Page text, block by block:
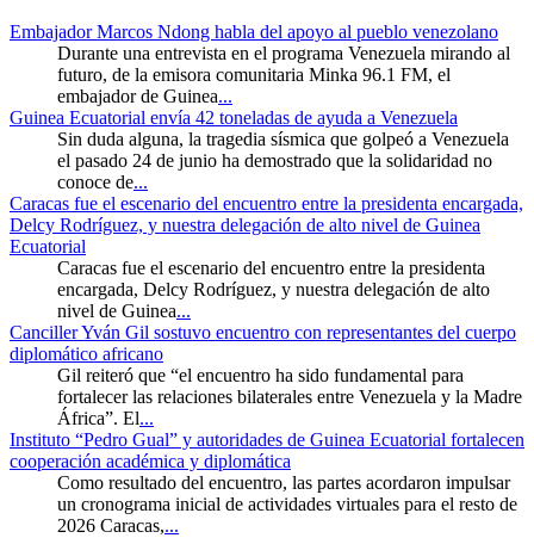
Embajador Marcos Ndong habla del apoyo al pueblo venezolano
Durante una entrevista en el programa Venezuela mirando al
futuro, de la emisora comunitaria Minka 96.1 FM, el
embajador de Guinea...
Guinea Ecuatorial envía 42 toneladas de ayuda a Venezuela
Sin duda alguna, la tragedia sísmica que golpeó a Venezuela
el pasado 24 de junio ha demostrado que la solidaridad no
conoce de...
Caracas fue el escenario del encuentro entre la presidenta encargada,
Delcy Rodríguez, y nuestra delegación de alto nivel de Guinea
Ecuatorial
Caracas fue el escenario del encuentro entre la presidenta
encargada, Delcy Rodríguez, y nuestra delegación de alto
nivel de Guinea...
Canciller Yván Gil sostuvo encuentro con representantes del cuerpo
diplomático africano
Gil reiteró que “el encuentro ha sido fundamental para
fortalecer las relaciones bilaterales entre Venezuela y la Madre
África”. El...
Instituto “Pedro Gual” y autoridades de Guinea Ecuatorial fortalecen
cooperación académica y diplomática
Como resultado del encuentro, las partes acordaron impulsar
un cronograma inicial de actividades virtuales para el resto de
2026 Caracas,...